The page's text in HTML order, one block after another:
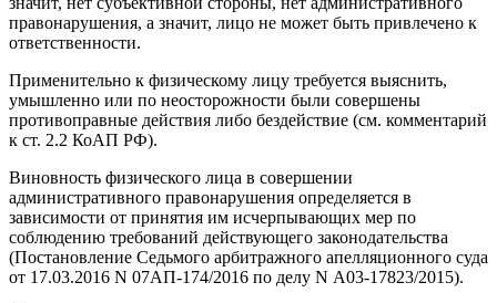
правонарушения, а значит, лицо не может быть привлечено к
ответственности.
Применительно к физическому лицу требуется выяснить,
умышленно или по неосторожности были совершены
противоправные действия либо бездействие (см. комментарий
к ст. 2.2 КоАП РФ).
Виновность физического лица в совершении
административного правонарушения определяется в
зависимости от принятия им исчерпывающих мер по
соблюдению требований действующего законодательства
(Постановление Седьмого арбитражного апелляционного суда
от 17.03.2016 N 07АП-174/2016 по делу N А03-17823/2015).